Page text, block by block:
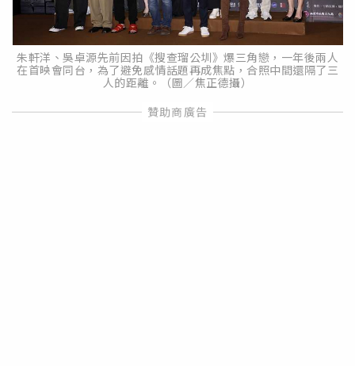
朱軒洋、吳卓源先前因拍《搜查瑠公圳》爆三角戀，一年後兩人
在首映會同台，為了避免感情話題再成焦點，合照中間還隔了三
人的距離。（圖／焦正德攝）